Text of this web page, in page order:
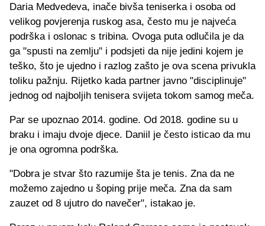
Daria Medvedeva, inače bivša teniserka i osoba od
velikog povjerenja ruskog asa, često mu je najveća
podrška i oslonac s tribina. Ovoga puta odlučila je da
ga "spusti na zemlju" i podsjeti da nije jedini kojem je
teško, što je ujedno i razlog zašto je ova scena privukla
toliku pažnju. Rijetko kada partner javno "disciplinuje"
jednog od najboljih tenisera svijeta tokom samog meča.
Par se upoznao 2014. godine. Od 2018. godine su u
braku i imaju dvoje djece. Daniil je često isticao da mu
je ona ogromna podrška.
"Dobra je stvar što razumije šta je tenis. Zna da ne
možemo zajedno u šoping prije meča. Zna da sam
zauzet od 8 ujutro do navečer", istakao je.